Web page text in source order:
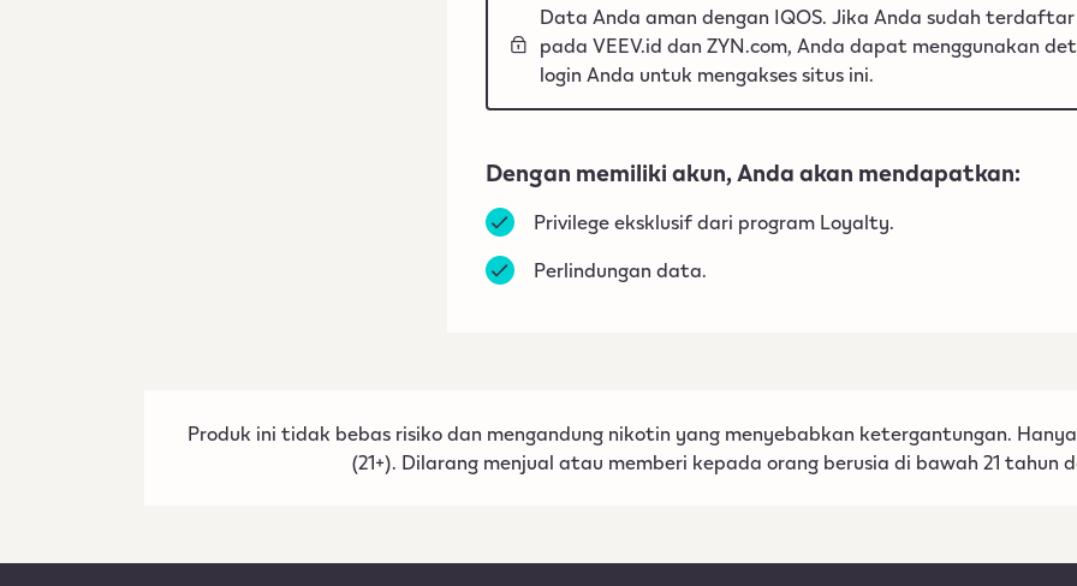
Data Anda aman dengan IQOS. Jika Anda sudah terdaftar
pada VEEV.id dan ZYN.com, Anda dapat menggunakan
login Anda untuk mengakses situs ini.
Dengan memiliki akun, Anda akan mendapatkan:
Privilege eksklusif dari program Loyalty.
Perlindungan data.
Produk ini tidak bebas risiko dan mengandung nikotin yang menyebabkan ketergantungan.
(21+). Dilarang menjual atau memberi kepada orang berusia di bawah 21 tahun